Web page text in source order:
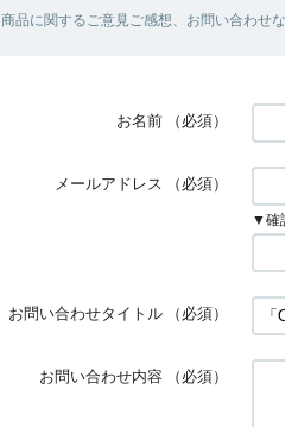
商品に関するご意見ご感想、お問い合わせ
お名前 （必須）
メールアドレス （必須）
▼確
お問い合わせタイトル （必須）
お問い合わせ内容 （必須）